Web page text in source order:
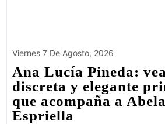
Viernes 7 De Agosto, 2026
Ana Lucía Pineda:
discreta y elegante
que acompaña a
Espriella